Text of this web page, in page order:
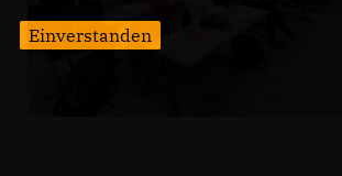
Einverstanden